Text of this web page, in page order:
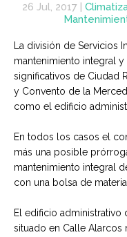
26 Jul, 2017
La división de Servicios
mantenimiento integral
significativos de Ciudad
y Convento de la
como el edificio
En todos los casos el
más una posible
mantenimiento integral
con una bolsa de
El edificio administrativo
situado en Calle Alarcos